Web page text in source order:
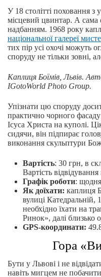
У 18 столітті поховання з
місцевий цвинтар. А сама
надбанням. 1968 року
національної галереї
тих пір усі охочі можуть
споруду не тільки зовні,
Каплиця Боїмів, Львів.
IGotoWorld Photo Group.
Упізнати цю споруду
практично чорного
Ісуса Христа на куполі.
сидячи, він підпирає
виконання скульптури
Вартість: 30 грн, в
Вартість
Графік роботи:
Як доїхати: каплиця
вулиці Катедральній,
необхідно їхати на
Ринок», далі близько
GPS-координати:
Гора
Бути у Львові і не
навіть мигцем не побачити